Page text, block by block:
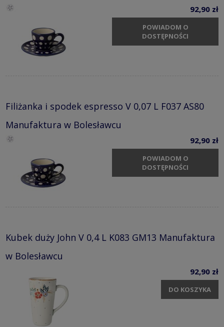
92,90 zł
POWIADOM O
DOSTĘPNOŚCI
Filiżanka i spodek espresso V 0,07 L F037 AS80
Manufaktura w Bolesławcu
92,90 zł
POWIADOM O
DOSTĘPNOŚCI
Kubek duży John V 0,4 L K083 GM13 Manufaktura
w Bolesławcu
92,90 zł
DO KOSZYKA